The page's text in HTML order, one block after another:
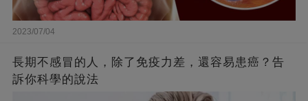
2023/07/04
長期不感冒的人，除了免疫力差，還容易患癌？告
訴你科學的說法